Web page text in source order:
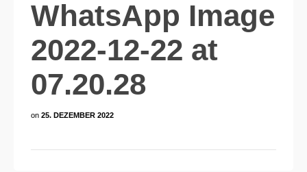
WhatsApp Image
2022-12-22 at
07.20.28
on 25. DEZEMBER 2022